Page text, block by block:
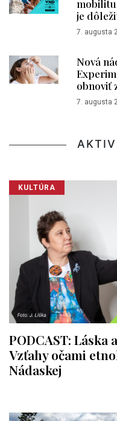
mobilitu
je
7. augusta
Nová
obnoviť
7. augusta
KULTÚRA
PODCAST:
Vzťahy očami
Nádaskej